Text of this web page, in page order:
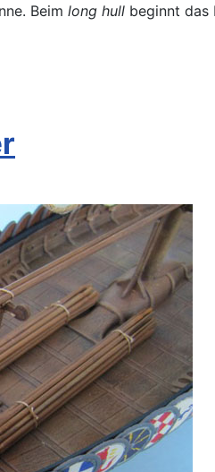
Beim long hull beginnt das